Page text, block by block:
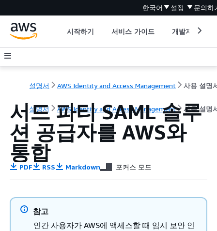
한국어 설정 문의하
시작하기 서비스 가이드 개발자 도구
설명서 AWS Identity and Access Management 사용 설명
설명서 AWS Identity and Access Management 사용 설명
서드 파티 SAML 솔루
션 공급자를 AWS와
통합
PDF RSS Markdown 포커스 모드
참고
인간 사용자가 AWS에 액세스할 때 임시 보안 인